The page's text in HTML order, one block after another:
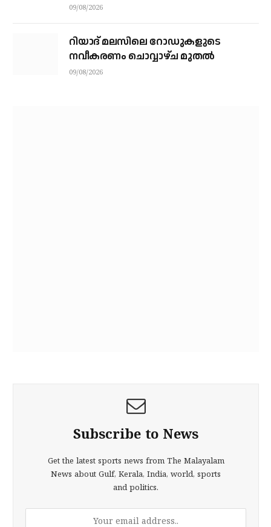
09/08/2026
റിയാദ് മലസിലെ റോഡുകളുടെ
നവീകരണം ചൊവ്വാഴ്ച മുതല്‍
09/08/2026
Subscribe to News
Get the latest sports news from The Malayalam
News about Gulf, Kerala, India, world, sports
and politics.